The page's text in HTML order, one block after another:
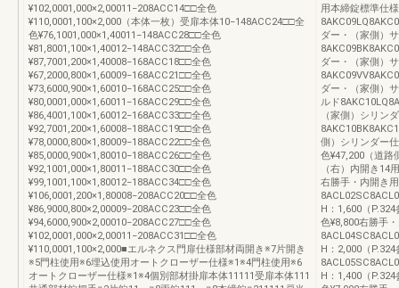
¥102,0001,000×2,00011−208ACC14□□全色
¥110,0001,100×2,000（本体一枚）受扉本体10−148ACC24□□全
色¥76,1001,000×1,40011−148ACC28□□全色
¥81,8001,100×1,40012−148ACC32□□全色
¥87,7001,200×1,40008−168ACC18□□全色
¥67,2000,800×1,60009−168ACC21□□全色
¥73,6000,900×1,60010−168ACC25□□全色
¥80,0001,000×1,60011−168ACC29□□全色
¥86,4001,100×1,60012−168ACC33□□全色
¥92,7001,200×1,60008−188ACC19□□全色
¥78,0000,800×1,80009−188ACC22□□全色
¥85,0000,900×1,80010−188ACC26□□全色
¥92,1001,000×1,80011−188ACC30□□全色
¥99,1001,100×1,80012−188ACC34□□全色
¥106,0001,200×1,80008−208ACC20□□全色
¥86,9000,800×2,00009−208ACC23□□全色
¥94,6000,900×2,00010−208ACC27□□全色
¥102,0001,000×2,00011−208ACC31□□全色
¥110,0001,100×2,000■エルネクス門扉仕様部材両開き※7片開き
※5門柱使用※6埋込使用オートクローザー仕様※1※4門柱使用※6
オートクローザー仕様※1※4個別部材掛扉本体11111受扉本体111
用本締錠標準仕
ダー・（家側）
ダー・（家側）
ダー・（家側）
ルド
（家側）シリン
側）シリンダー
色¥47,200（道路
（右）内開き14
右勝手・内開き
H：1,600（
色¥8,800右勝手
H：2,000（
H：1,400（